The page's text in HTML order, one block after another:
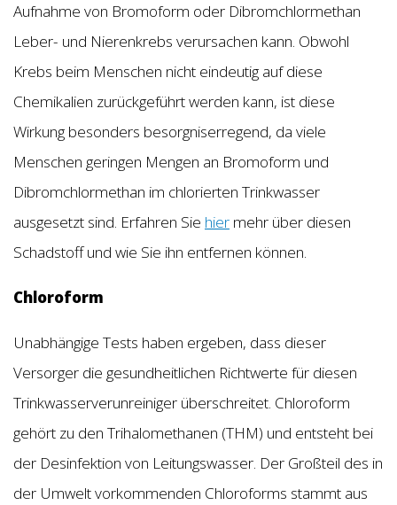
Aufnahme von Bromoform oder Dibromchlormethan
Leber- und Nierenkrebs verursachen kann. Obwohl
Krebs beim Menschen nicht eindeutig auf diese
Chemikalien zurückgeführt werden kann, ist diese
Wirkung besonders besorgniserregend, da viele
Menschen geringen Mengen an Bromoform und
Dibromchlormethan im chlorierten Trinkwasser
ausgesetzt sind. Erfahren Sie hier mehr über diesen
Schadstoff und wie Sie ihn entfernen können.
Chloroform
Unabhängige Tests haben ergeben, dass dieser
Versorger die gesundheitlichen Richtwerte für diesen
Trinkwasserverunreiniger überschreitet. Chloroform
gehört zu den Trihalomethanen (THM) und entsteht bei
der Desinfektion von Leitungswasser. Der Großteil des in
der Umwelt vorkommenden Chloroforms stammt aus